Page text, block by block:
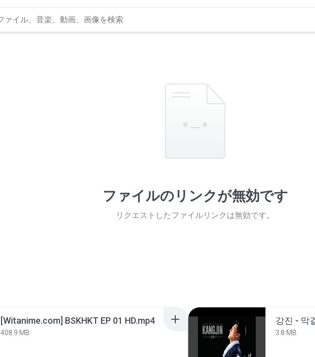
ファイルのリンクが無効です
リクエストしたファイルリンクは無効です。
[Witanime.com] BSKHKT EP 01 HD.mp4
408.9 MB
강진 - 막
3.8 MB